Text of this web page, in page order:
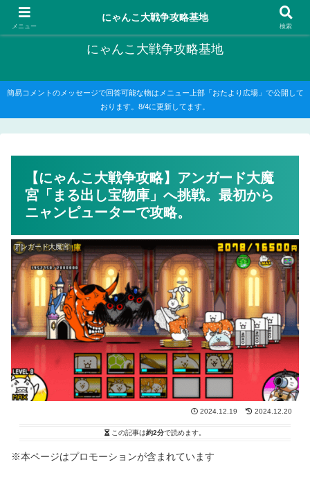
にゃんこ大戦争の攻略がメインですが、他のゲームの記事もたまに書いてます
にゃんこ大戦争攻略基地
簡易コメントのメッセージで回答可能な物はメニュー上部「おたより広場」で公開して
おります。8/4に更新してます。
【にゃんこ大戦争攻略】アンガード大魔
宮「まる出し宝物庫」へ挑戦。最初から
ニャンピューターで攻略。
アンガード大魔宮
2024.12.19 2024.12.20
この記事は約2分で読めます。
※本ページはプロモーションが含まれています
メニュー
にゃんこ大戦争攻略基地
検索